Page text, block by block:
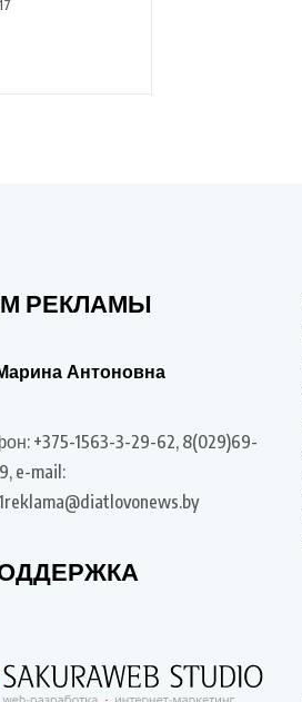
РЕКЛАМЫ
Антоновна
+375-1563-3-29-62, 8(029)69-
e-mail: